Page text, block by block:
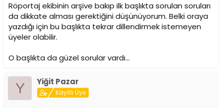
Röportaj ekibinin arşive bakıp ilk başlıkta sorulan soruları
da dikkate alması gerektiğini düşünüyorum. Belki oraya
yazdığı için bu başlıkta tekrar dillendirmek istemeyen
üyeler olabilir.
O başlıkta da güzel sorular vardı...
Y Yiğit Pazar
Kayıtlı Üye